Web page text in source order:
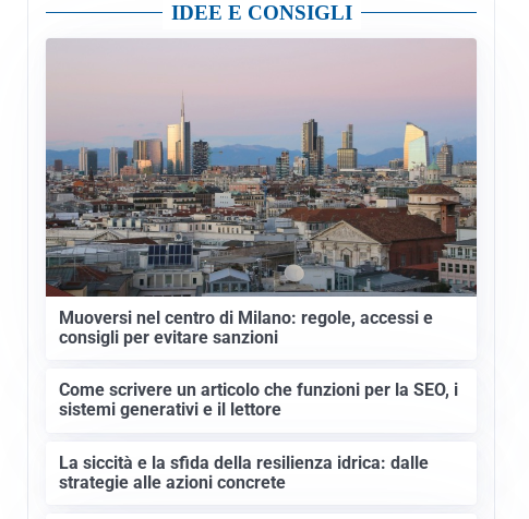
IDEE E CONSIGLI
Muoversi nel centro di Milano: regole, accessi e
consigli per evitare sanzioni
Come scrivere un articolo che funzioni per la SEO, i
sistemi generativi e il lettore
La siccità e la sfida della resilienza idrica: dalle
strategie alle azioni concrete